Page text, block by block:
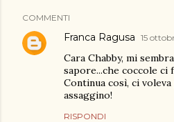
COMMENTI
Franca Ragusa 15
Cara Chabby, mi
sapore...che coccole ci
Continua così, ci
assaggino!
RISPONDI